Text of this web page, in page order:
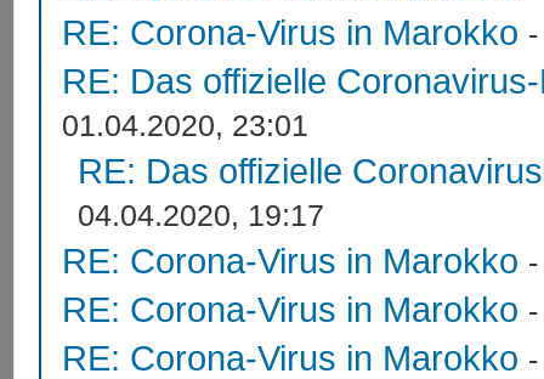
RE: Corona-Virus in Marokko
RE: Das offizielle
01.04.2020, 23:01
RE: Das offizielle
04.04.2020, 19:17
RE: Corona-Virus in Marokko
RE: Corona-Virus in Marokko
RE: Corona-Virus in Marokko